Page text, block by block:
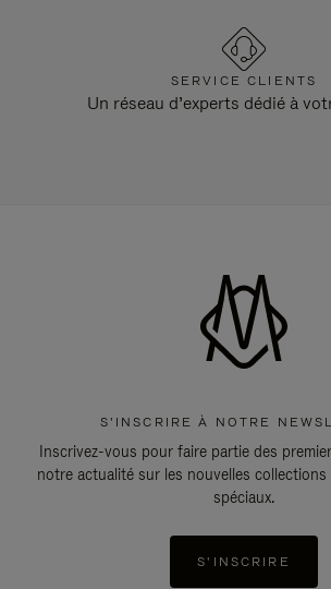
SERVICE CLIENTS
Un réseau d’experts dédié à
S'INSCRIRE À NOTRE
Inscrivez-vous pour faire partie des
notre actualité sur les nouvelles collections
spéciaux.
S'INSCRIRE